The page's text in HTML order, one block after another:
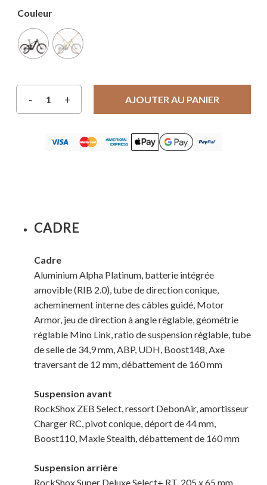
Couleur
AJOUTER AU PANIER
CADRE
Cadre
Aluminium Alpha Platinum, batterie intégrée
amovible (RIB 2.0), tube de direction conique,
acheminement interne des câbles guidé, Motor
Armor, jeu de direction à angle réglable, géométrie
réglable Mino Link, ratio de suspension réglable, tube
de selle de 34,9 mm, ABP, UDH, Boost148, Axe
traversant de 12 mm, débattement de 160 mm
Suspension avant
RockShox ZEB Select, ressort DebonAir, amortisseur
Charger RC, pivot conique, déport de 44 mm,
Boost110, Maxle Stealth, débattement de 160 mm
Suspension arrière
RockShox Super Deluxe Select+ RT, 205 x 65 mm